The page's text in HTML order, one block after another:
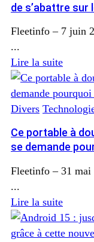
de s’abattre sur
Fleetinfo – 7 juin
...
Lire la suite
Divers
Ce portable à
se demande
Fleetinfo – 31 mai
...
Lire la suite